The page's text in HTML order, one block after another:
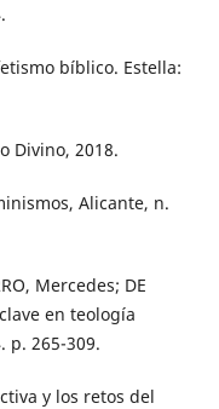
bíblico. Estella:
Divino, 2018.
Alicante, n.
Mercedes; DE
en teología
p. 265-309.
y los retos del